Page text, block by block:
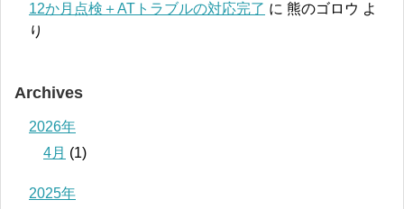
12か月点検＋ATトラブルの対応完了 に 熊のゴロウ よ
り
Archives
2026年
4月 (1)
2025年